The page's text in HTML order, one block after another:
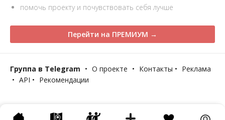
помочь проекту и почувствовать себя лучше
Перейти на ПРЕМИУМ →
Группа в Telegram • О проекте • Контакты • Реклама
• API • Рекомендации